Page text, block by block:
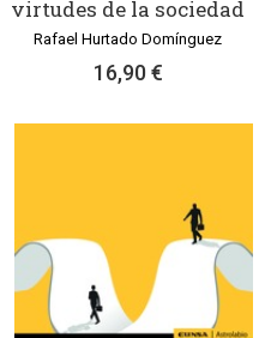
virtudes de la sociedad
Rafael Hurtado Domínguez
16,90 €